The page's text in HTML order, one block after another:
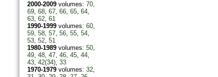
2000-2009volumes: 70,
69, 68, 67, 66, 65, 64,
63, 62, 61
1990-1999volumes: 60,
59, 58, 57, 56, 55, 54,
53, 52, 51
1980-1989volumes: 50,
49, 48, 47, 46, 45, 44,
43, 42(34), 33
1970-1979volumes: 32,